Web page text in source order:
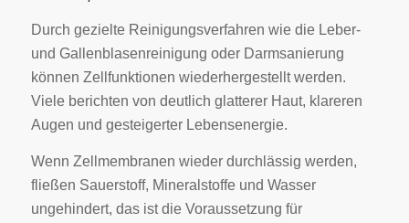
Durch gezielte Reinigungsverfahren wie die Leber-
und Gallenblasenreinigung oder Darmsanierung
können Zellfunktionen wiederhergestellt werden.
Viele berichten von deutlich glatterer Haut, klareren
Augen und gesteigerter Lebensenergie.
Wenn Zellmembranen wieder durchlässig werden,
fließen Sauerstoff, Mineralstoffe und Wasser
ungehindert, das ist die Voraussetzung für